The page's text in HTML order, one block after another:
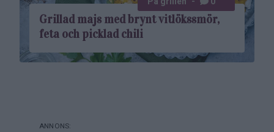
Grillad majs med brynt vitlöks­smör,
feta och picklad chili